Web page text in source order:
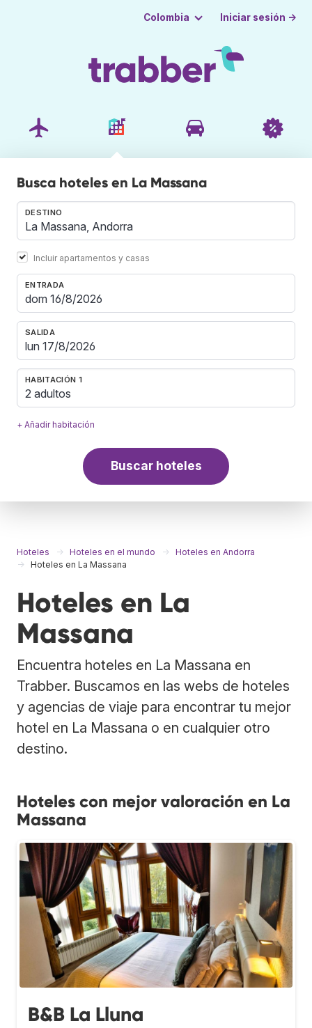
Colombia Iniciar sesión →
Busca hoteles en La Massana
DESTINO
Incluir apartamentos y casas
ENTRADA
SALIDA
HABITACIÓN 1
2 adultos
+ Añadir habitación
Buscar hoteles
Hoteles Hoteles en el mundo
Hoteles en Andorra
Hoteles en La Massana
Hoteles en La
Massana
Encuentra hoteles en La Massana en
Trabber. Buscamos en las webs de hoteles
y agencias de viaje para encontrar tu mejor
hotel en La Massana o en cualquier otro
destino.
Hoteles con mejor valoración en La
Massana
B&B La Lluna